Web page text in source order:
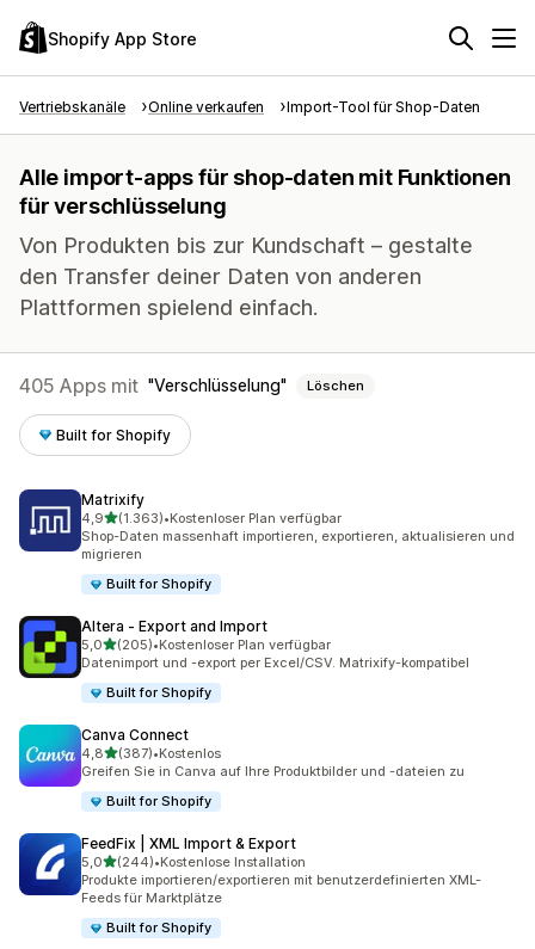
Shopify App Store
Vertriebskanäle Online verkaufen Import-Tool für Shop-Daten
Alle import-apps für shop-daten mit Funktionen
für verschlüsselung
Von Produkten bis zur Kundschaft – gestalte
den Transfer deiner Daten von anderen
Plattformen spielend einfach.
405 Apps mit Verschlüsselung Löschen
Built for Shopify
Matrixify
4,9von 5 Sternen
(1.363)
1363 Rezensionen insgesamt
•Kostenloser Plan verfügbar
Shop-Daten massenhaft importieren, exportieren, aktualisieren und
migrieren
Built for Shopify
Altera ‑ Export and Import
5,0von 5 Sternen
(205)
205 Rezensionen insgesamt
•Kostenloser Plan verfügbar
Datenimport und -export per Excel/CSV. Matrixify-kompatibel
Built for Shopify
Canva Connect
4,8von 5 Sternen
(387)
387 Rezensionen insgesamt
•Kostenlos
Greifen Sie in Canva auf Ihre Produktbilder und -dateien zu
Built for Shopify
FeedFix | XML Import & Export
5,0von 5 Sternen
(244)
244 Rezensionen insgesamt
•Kostenlose Installation
Produkte importieren/exportieren mit benutzerdefinierten XML-
Feeds für Marktplätze
Built for Shopify